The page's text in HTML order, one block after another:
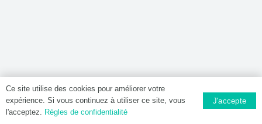
Ce site utilise des cookies pour améliorer votre
expérience. Si vous continuez à utiliser ce site, vous
l'acceptez. Règles de confidentialité
J'accepte